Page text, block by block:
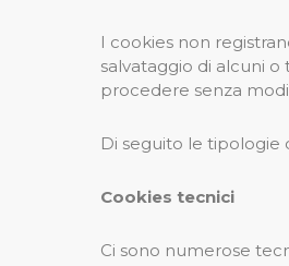
I cookies non
salvataggio di alcuni
procedere senza
Di seguito le tipologie
Cookies tecnici
Ci sono numerose